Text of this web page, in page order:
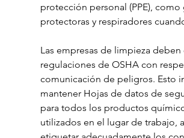
protección personal (PPE), como
protectoras y respiradores
Las empresas de limpieza
regulaciones de OSHA con
comunicación de peligros. Esto
mantener Hojas de datos de
para todos los productos
utilizados en el lugar de trabajo,